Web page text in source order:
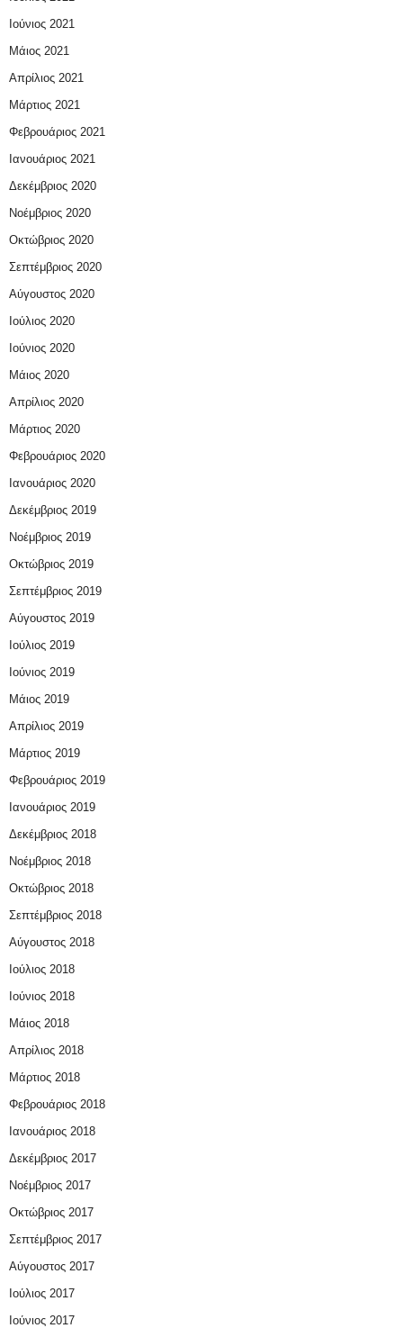
Ιούνιος 2021
Μάιος 2021
Απρίλιος 2021
Μάρτιος 2021
Φεβρουάριος 2021
Ιανουάριος 2021
Δεκέμβριος 2020
Νοέμβριος 2020
Οκτώβριος 2020
Σεπτέμβριος 2020
Αύγουστος 2020
Ιούλιος 2020
Ιούνιος 2020
Μάιος 2020
Απρίλιος 2020
Μάρτιος 2020
Φεβρουάριος 2020
Ιανουάριος 2020
Δεκέμβριος 2019
Νοέμβριος 2019
Οκτώβριος 2019
Σεπτέμβριος 2019
Αύγουστος 2019
Ιούλιος 2019
Ιούνιος 2019
Μάιος 2019
Απρίλιος 2019
Μάρτιος 2019
Φεβρουάριος 2019
Ιανουάριος 2019
Δεκέμβριος 2018
Νοέμβριος 2018
Οκτώβριος 2018
Σεπτέμβριος 2018
Αύγουστος 2018
Ιούλιος 2018
Ιούνιος 2018
Μάιος 2018
Απρίλιος 2018
Μάρτιος 2018
Φεβρουάριος 2018
Ιανουάριος 2018
Δεκέμβριος 2017
Νοέμβριος 2017
Οκτώβριος 2017
Σεπτέμβριος 2017
Αύγουστος 2017
Ιούλιος 2017
Ιούνιος 2017